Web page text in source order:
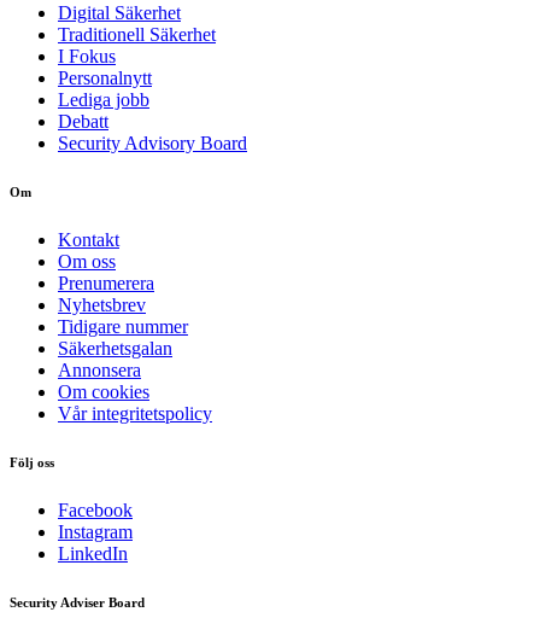
Digital Säkerhet
Traditionell Säkerhet
I Fokus
Personalnytt
Lediga jobb
Debatt
Security Advisory Board
Om
Kontakt
Om oss
Prenumerera
Nyhetsbrev
Tidigare nummer
Säkerhetsgalan
Annonsera
Om cookies
Vår integritetspolicy
Följ oss
Facebook
Instagram
LinkedIn
Security Adviser Board